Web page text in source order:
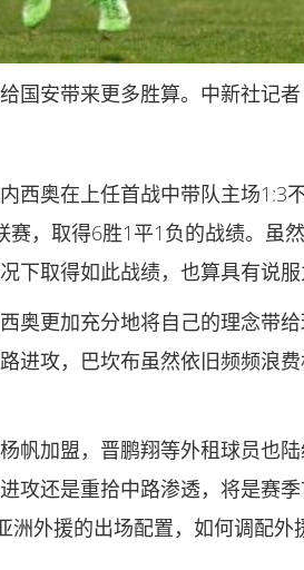
国安带来更多胜算。中新社记
西奥在上任首战中带队主场1:3
，取得6胜1平1负的战绩。虽
下取得如此战绩，也算具有说服
奥更加充分地将自己的理念带
进攻，巴坎布虽然依旧频频浪
帆加盟，晋鹏翔等外租球员也
攻还是重拾中路渗透，将是赛
洲外援的出场配置，如何调配外